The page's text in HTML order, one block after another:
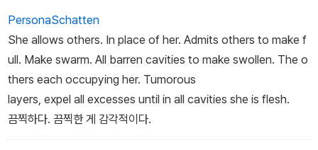
PersonaSchatten
She allows others. In place of her. Admits others to make f
ull. Make swarm. All barren cavities to make swollen. The o
thers each occupying her. Tumorous
layers, expel all excesses until in all cavities she is flesh.
끔찍하다. 끔찍한 게 감각적이다.